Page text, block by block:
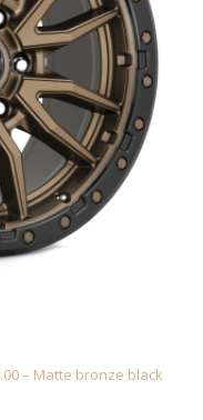
– Matte bronze black